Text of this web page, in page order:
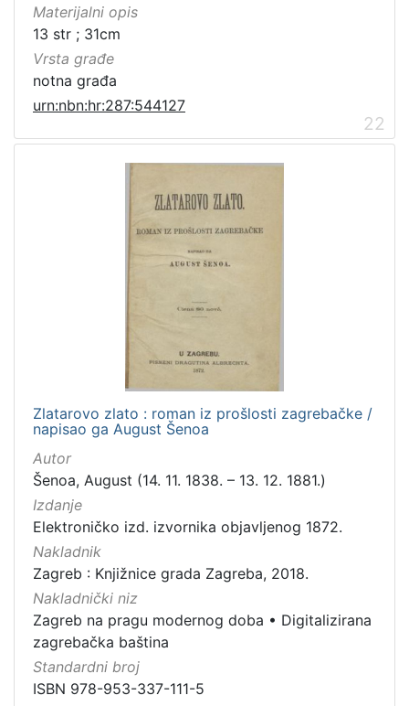
Materijalni opis
13 str ; 31cm
Vrsta građe
notna građa
urn:nbn:hr:287:544127
22
Zlatarovo zlato : roman iz prošlosti zagrebačke /
napisao ga August Šenoa
Autor
Šenoa, August (14. 11. 1838. – 13. 12. 1881.)
Izdanje
Elektroničko izd. izvornika objavljenog 1872.
Nakladnik
Zagreb : Knjižnice grada Zagreba, 2018.
Nakladnički niz
Zagreb na pragu modernog doba • Digitalizirana
zagrebačka baština
Standardni broj
ISBN 978-953-337-111-5